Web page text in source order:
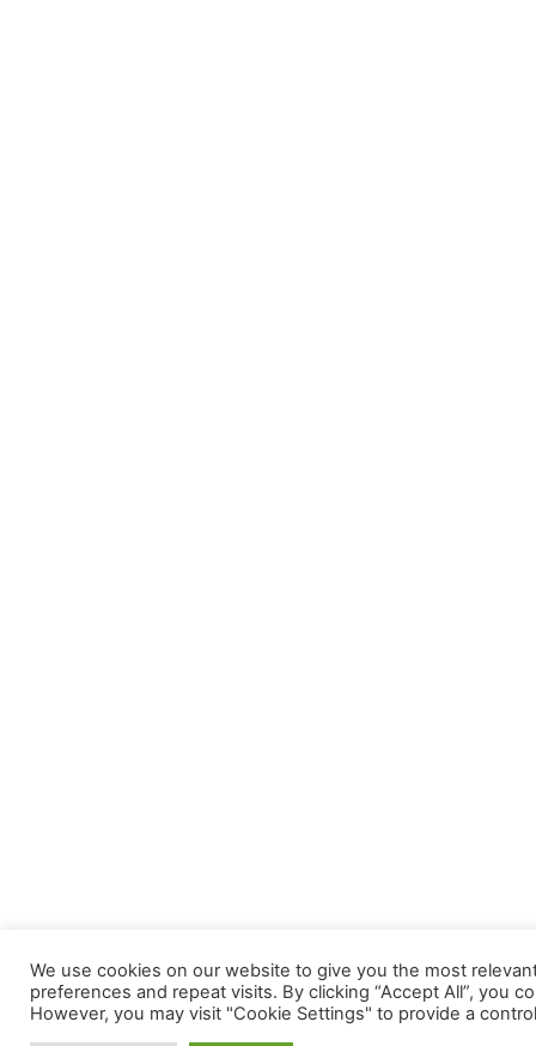
We use cookies on our website to give you the most
preferences and repeat visits. By clicking “Accept All”, you
However, you may visit "Cookie Settings" to provide a